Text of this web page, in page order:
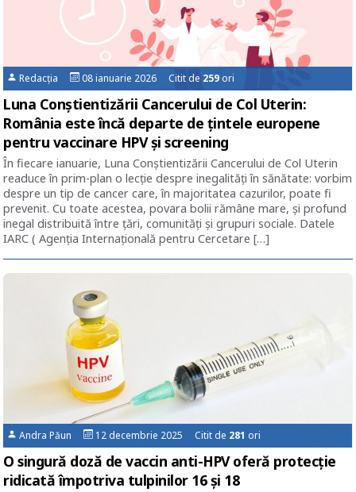
Redacția 08 ianuarie 2026 Citit de 259ori
Luna Conștientizării Cancerului de Col Uterin:
România este încă departe de țintele europene
pentru vaccinare HPV și screening
În fiecare ianuarie, Luna Conștientizării Cancerului de Col Uterin
readuce în prim-plan o lecție despre inegalități în sănătate: vorbim
despre un tip de cancer care, în majoritatea cazurilor, poate fi
prevenit. Cu toate acestea, povara bolii rămâne mare, și profund
inegal distribuită între țări, comunități și grupuri sociale. Datele
IARC ( Agenția Internațională pentru Cercetare […]
Andra Păun 12 decembrie 2025 Citit de 281 ori
O singură doză de vaccin anti-HPV oferă protecție
ridicată împotriva tulpinilor 16 și 18